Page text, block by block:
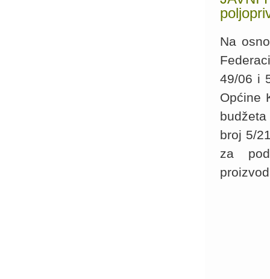
Na
49/06 i
Općine
broj 5/
za